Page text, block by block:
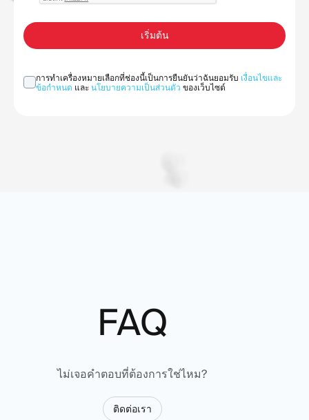
เริ่มต้น
การทำเครื่องหมายเลือกที่ช่องนี้เป็นการยืนยันว่าฉันยอมรับ เงื่อนไขและ
ข้อกำหนด และ นโยบายความเป็นส่วนตัว ของเว็บไซต์
FAQ
ไม่เจอคำตอบที่ต้องการใช่ไหม?
ติดต่อเรา